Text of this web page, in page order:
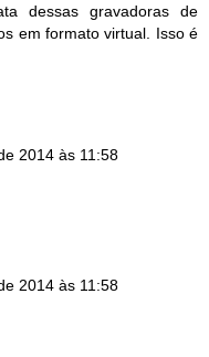
dessas gravadoras de
em formato virtual. Isso é
2014 às 11:58
2014 às 11:58